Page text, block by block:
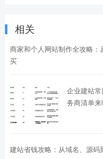
相关
商家和个人网站制作全攻略：
买
企业建站常
务商清单来
建站省钱攻略：从域名、源码